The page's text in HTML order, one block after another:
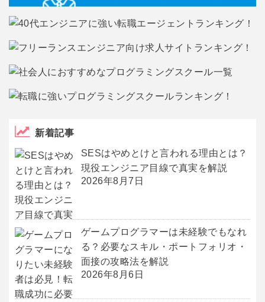
新着記事
SESはやめとけと言われる理由とは？
現役エンジニア目線で真実を解説
2026年8月7日
ゲームプログラマーは未経験でもなれ
る？必要なスキル・ポートフォリオ・
面接の攻略法を解説
2026年8月6日